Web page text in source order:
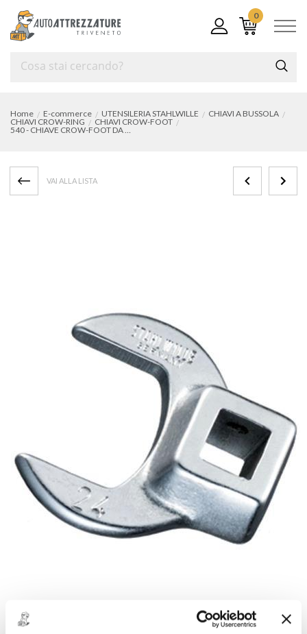
0
Home E-commerce UTENSILERIA STAHLWILLE
CHIAVI A BUSSOLA
CHIAVI CROW-RING
CHIAVI CROW-FOOT
540 - CHIAVE CROW-FOOT DA 3/8" - mm 16
VAI ALLA LISTA